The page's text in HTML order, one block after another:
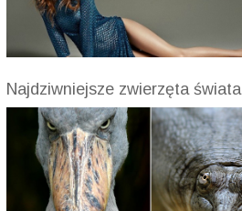
Najdziwniejsze zwierzęta świata